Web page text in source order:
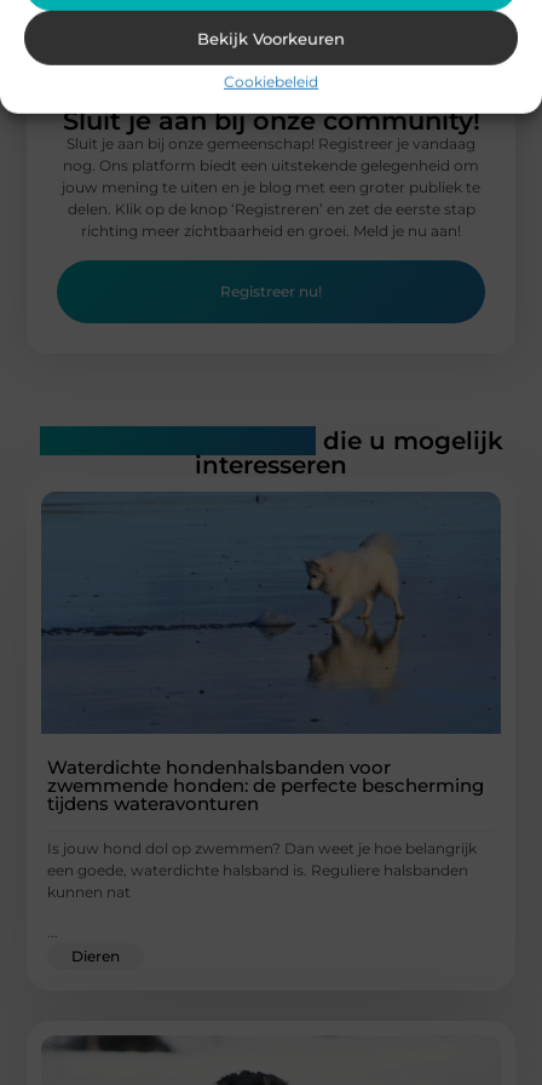
Bekijk Voorkeuren
Cookiebeleid
Sluit je aan bij onze community!
Sluit je aan bij onze gemeenschap! Registreer je vandaag
nog. Ons platform biedt een uitstekende gelegenheid om
jouw mening te uiten en je blog met een groter publiek te
delen. Klik op de knop ‘Registreren’ en zet de eerste stap
richting meer zichtbaarheid en groei. Meld je nu aan!
Registreer nu!
die u mogelijk
interesseren
Waterdichte hondenhalsbanden voor
zwemmende honden: de perfecte bescherming
tijdens wateravonturen
Is jouw hond dol op zwemmen? Dan weet je hoe belangrijk
een goede, waterdichte halsband is. Reguliere halsbanden
kunnen nat
Dieren